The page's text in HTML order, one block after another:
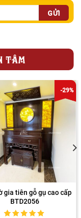
TÂM
-29%
gia tiên gỗ gụ cao cấp
BTD2056